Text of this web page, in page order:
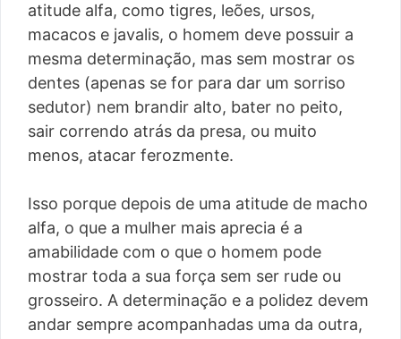
atitude alfa, como tigres, leões, ursos,
macacos e javalis, o homem deve possuir a
mesma determinação, mas sem mostrar os
dentes (apenas se for para dar um sorriso
sedutor) nem brandir alto, bater no peito,
sair correndo atrás da presa, ou muito
menos, atacar ferozmente.
Isso porque depois de uma atitude de macho
alfa, o que a mulher mais aprecia é a
amabilidade com o que o homem pode
mostrar toda a sua força sem ser rude ou
grosseiro. A determinação e a polidez devem
andar sempre acompanhadas uma da outra,